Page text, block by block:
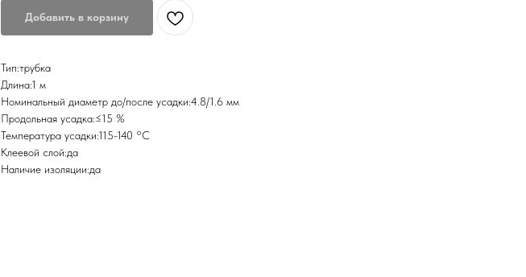
Добавить в корзину
Тип:трубка
Длина:1 м
Номинальный диаметр до/после усадки:4.8/1.6 мм
Продольная усадка:≤15 %
Температура усадки:115-140 °С
Клеевой слой:да
Наличие изоляции:да